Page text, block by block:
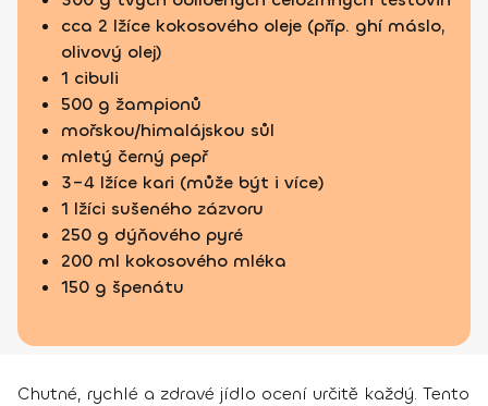
cca 2 lžíce kokosového oleje (příp. ghí máslo,
olivový olej)
1 cibuli
500 g žampionů
mořskou/himalájskou sůl
mletý černý pepř
3–4 lžíce kari (může být i více)
1 lžíci sušeného zázvoru
250 g dýňového pyré
200 ml kokosového mléka
150 g špenátu
Chutné, rychlé a zdravé jídlo ocení určitě každý. Tento